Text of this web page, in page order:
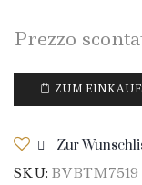
Prezzo
ZUM
Zur
SKU: BVBTM7519